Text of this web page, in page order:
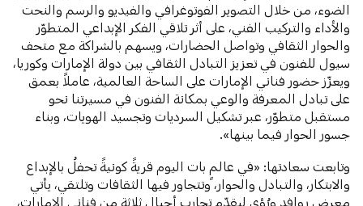
الضوء، من خلال التصوير الفوتوغرافي والفيديو والرسم والنحت
والأداء والتركيب الفني، على أثر تلاقي الفكر الإبداعي المتطوّر
والحوار الثقافي وتواصل الحضارات، ويسهم بالشراكة مع متحف
سيول للفنون في تعزيز التبادل الثقافي بين دولة الإمارات وكوريا،
ويعزّز حضور فناني الإمارات على الساحة العالمية، عاملاً بعمق
على تبادل المعرفة والوعي بمكانة الفنون في مسيرتنا نحو
مستقبل متطوّر، عبر تشكيل السرديات وتجسيد الهويات، وبناء
جسور الحوار فيما بينها».
وتابعت سعادتها: «في عالمٍ بات اليوم قريةً كونيةً تحفلُ بالإبداع
والابتكار، والتبادل والحوار، وتتجاور فيها الثقافات وتلتقي، يأتي
معرض روافد ورُؤى ليقدّم تجارب أجيالٍ ثلاثةٍ من فناني الإمارات،